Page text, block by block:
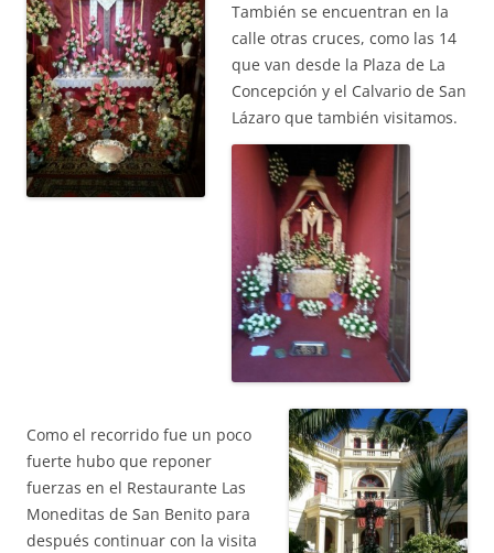
También se encuentran en la
calle otras cruces, como las 14
que van desde la Plaza de La
Concepción y el Calvario de San
Lázaro que también visitamos.
Como el recorrido fue un poco
fuerte hubo que reponer
fuerzas en el Restaurante Las
Moneditas de San Benito para
después continuar con la visita